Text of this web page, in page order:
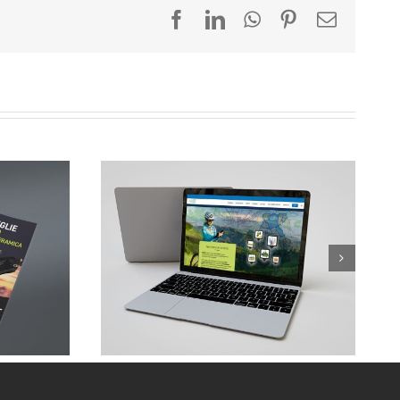
Facebook
LinkedInWhatsApp
Pinterest